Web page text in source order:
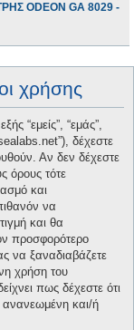
ODEON GA 8029 -
χρήσης
“εμείς”, “εμάς”,
δέχεστε
Αν δεν δέχεστε
όρους τότε
και
να
και θα
προσφορότερο
να ξαναδιαβάζετε
χρήση του
πως δέχεστε ότι
ανανεωμένη και/ή